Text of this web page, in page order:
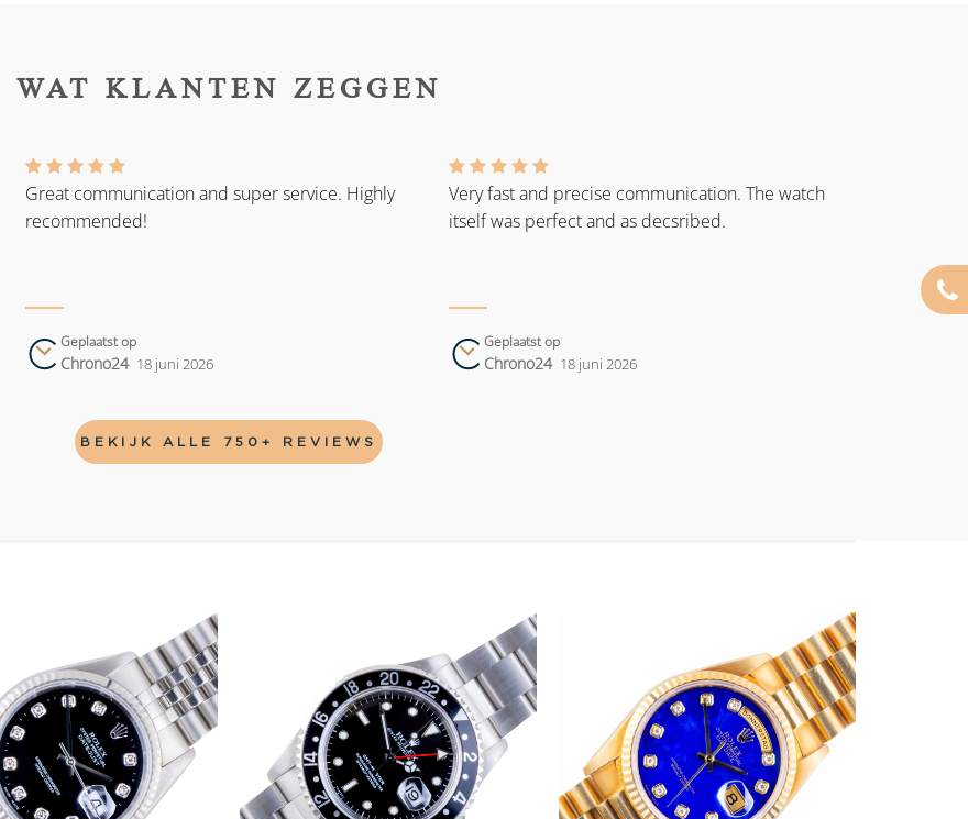
WAT KLANTEN ZEGGEN
Great communication and super service. Highly
recommended!
Geplaatst op
Chrono24 18 juni 2026
Very fast and precise communication. The watch
itself was perfect and as decsribed.
Geplaatst op
Chrono24 18 juni 2026
BEKIJK ALLE 750+ REVIEWS
Add to
wishlist
Add to
wishlist
Add to
wishlist